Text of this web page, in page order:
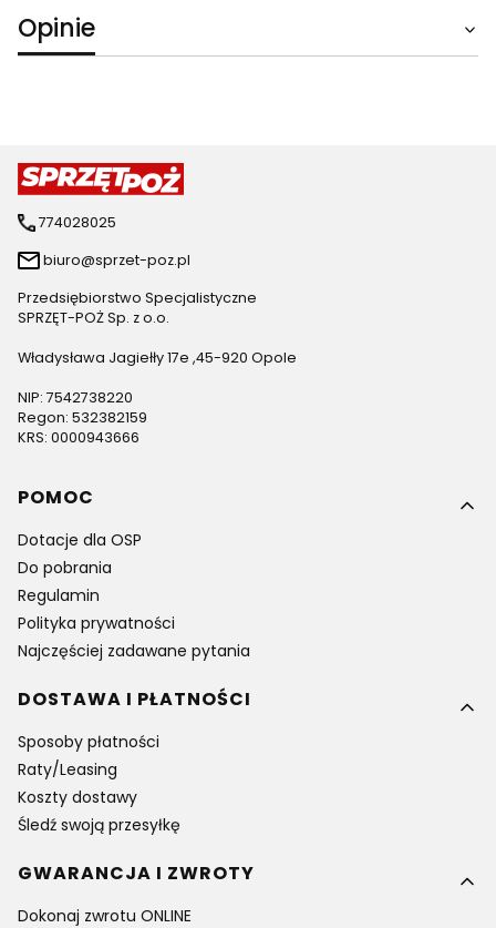
Opinie
774028025
biuro@sprzet-poz.pl
Przedsiębiorstwo Specjalistyczne
SPRZĘT-POŻ Sp. z o.o.
Władysława Jagiełły 17e ,45-920 Opole
NIP: 7542738220
Regon: 532382159
KRS: 0000943666
Linki w stopce
POMOC
Dotacje dla OSP
Do pobrania
Regulamin
Polityka prywatności
Najczęściej zadawane pytania
DOSTAWA I PŁATNOŚCI
Sposoby płatności
Raty/Leasing
Koszty dostawy
Śledź swoją przesyłkę
GWARANCJA I ZWROTY
Dokonaj zwrotu ONLINE